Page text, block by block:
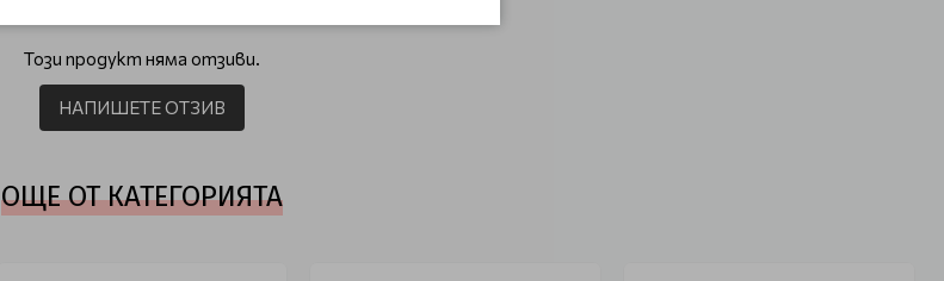
Този продукт няма отзиви.
НАПИШЕТЕ ОТЗИВ
ОЩЕ ОТ КАТЕГОРИЯТА